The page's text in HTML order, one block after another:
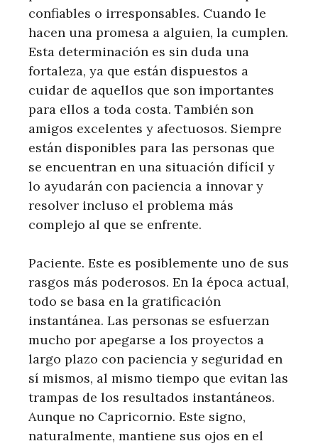
confiables o irresponsables. Cuando le
hacen una promesa a alguien, la cumplen.
Esta determinación es sin duda una
fortaleza, ya que están dispuestos a
cuidar de aquellos que son importantes
para ellos a toda costa. También son
amigos excelentes y afectuosos. Siempre
están disponibles para las personas que
se encuentran en una situación difícil y
lo ayudarán con paciencia a innovar y
resolver incluso el problema más
complejo al que se enfrente.
Paciente. Este es posiblemente uno de sus
rasgos más poderosos. En la época actual,
todo se basa en la gratificación
instantánea. Las personas se esfuerzan
mucho por apegarse a los proyectos a
largo plazo con paciencia y seguridad en
sí mismos, al mismo tiempo que evitan las
trampas de los resultados instantáneos.
Aunque no Capricornio. Este signo,
naturalmente, mantiene sus ojos en el